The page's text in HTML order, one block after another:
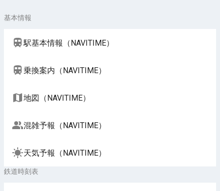
基本情報
駅基本情報（NAVITIME）
乗換案内（NAVITIME）
地図（NAVITIME）
混雑予報（NAVITIME）
天気予報（NAVITIME）
鉄道時刻表